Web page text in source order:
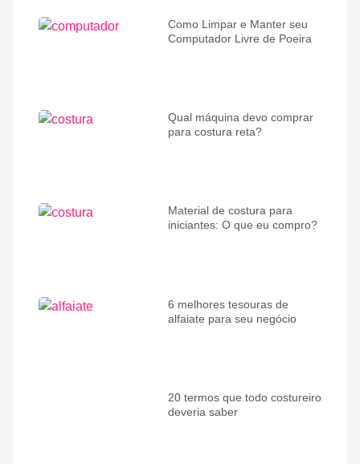
Como Limpar e Manter seu
Computador Livre de Poeira
Qual máquina devo comprar
para costura reta?
Material de costura para
iniciantes: O que eu compro?
6 melhores tesouras de
alfaiate para seu negócio
20 termos que todo costureiro
deveria saber